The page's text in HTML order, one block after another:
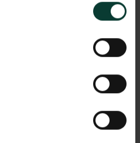
solubile in
sulla materia